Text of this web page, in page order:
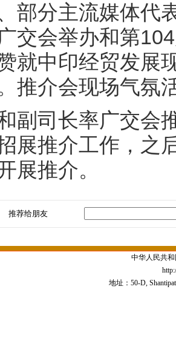
部分主流媒体代
交会举办和第
就中印经贸发展
推介会现场气氛
司长率广交会推
展推介工作，之
展推介。
推荐给朋友
中华人民共
地址：50-D,